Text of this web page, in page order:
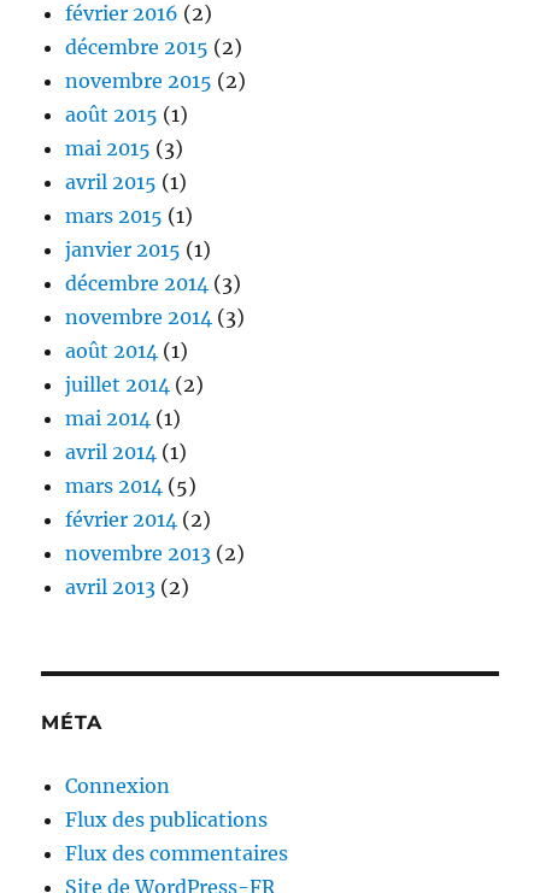
février 2016 (2)
décembre 2015 (2)
novembre 2015 (2)
août 2015 (1)
mai 2015 (3)
avril 2015 (1)
mars 2015 (1)
janvier 2015 (1)
décembre 2014 (3)
novembre 2014 (3)
août 2014 (1)
juillet 2014 (2)
mai 2014 (1)
avril 2014 (1)
mars 2014 (5)
février 2014 (2)
novembre 2013 (2)
avril 2013 (2)
MÉTA
Connexion
Flux des publications
Flux des commentaires
Site de WordPress-FR